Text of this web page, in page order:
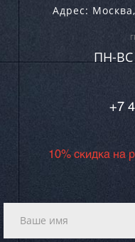
Адрес: Москва,
ПН-ВC
+7
10% скидка на